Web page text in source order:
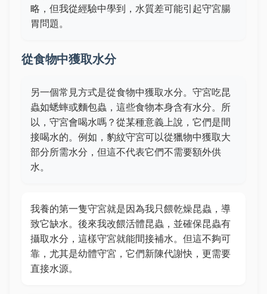
略，但我從經驗中學到，水質差可能引起守宮腸
胃問題。
從食物中獲取水分
另一個常見方式是從食物中獲取水分。守宮吃昆
蟲如蟋蟀或麵包蟲，這些食物本身含有水分。所
以，守宮會喝水嗎？從某種意義上說，它們是間
接喝水的。例如，豹紋守宮可以從獵物中獲取大
部分所需水分，但這不代表它們不需要額外供
水。
我養的第一隻守宮就是因為我只餵乾燥昆蟲，導
致它缺水。後來我改餵活體昆蟲，並確保昆蟲有
攝取水分，這樣守宮就能間接補水。但這不夠可
靠，尤其是幼體守宮，它們新陳代謝快，更需要
直接水源。